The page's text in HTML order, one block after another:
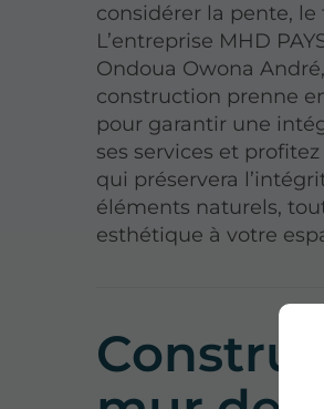
considérer la pente,
L’entreprise MHD
Ondoua Owona
construction prenne
pour garantir une
ses services et
qui préservera
éléments naturels,
esthétique à votre